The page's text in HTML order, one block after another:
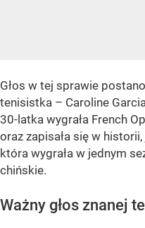
Głos w tej sprawie
tenisistka – Caroline
30-latka wygrała French
oraz zapisała się w
która wygrała w jednym
chińskie.
Ważny głos znanej